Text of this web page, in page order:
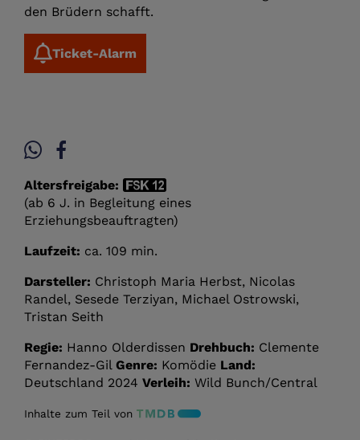
den Brüdern schafft.
Ticket-Alarm
Altersfreigabe:
(ab 6 J. in Begleitung eines
Erziehungsbeauftragten)
Laufzeit: ca. 109 min.
Darsteller: Christoph Maria Herbst, Nicolas
Randel, Sesede Terziyan, Michael Ostrowski,
Tristan Seith
Regie: Hanno Olderdissen Drehbuch: Clemente
Fernandez-Gil Genre: Komödie Land:
Deutschland 2024 Verleih: Wild Bunch/Central
Inhalte zum Teil von